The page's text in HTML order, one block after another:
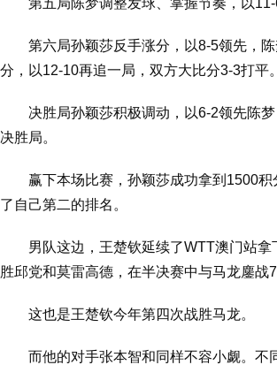
第五局陈梦调整发球、掌握节奏，以
第六局孙颖莎反手涨分，以8-5领先，
分，以12-10再追一局，双方大比分3-3打平。
决胜局孙颖莎积极调动，以6-2领先陈
决胜局。
赢下本场比赛，孙颖莎成功拿到1500
了自己第二的排名。
男队这边，王楚钦延续了WTT澳门站
胜邱党和莫雷高德，在半决赛中与马龙鏖
这也是王楚钦今年第四次战胜马龙。
而他的对手张本智和同样不容小觑。